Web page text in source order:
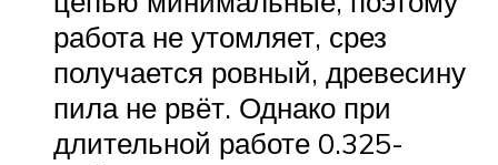
работа не утомляет, срез
получается ровный, древесину
пила не рвёт. Однако при
длительной работе 0.325-